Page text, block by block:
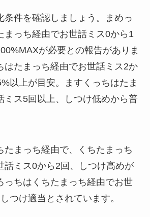
条件を確認しましょう。まめっ
まっち経由でお世話ミス0から1
が必要との報告がありま
はたまっち経由でお世話ミス2か
以上が目安。ますくっちはたま
ミス5回以上、しつけ低めから普
たまっち経由で、くちたまっち
話ミス0から2回、しつけ高めが
っちはくちたまっち経由でお世
つけ適当とされています。